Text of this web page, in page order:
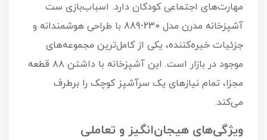
مهارت‌های اجتماعی کودکان دارد. اسباب‌بازی ست
آشپزخانه مدرن مدل 230-889 با طراحی هوشمندانه و
جزئیات خیره‌کننده، یکی از کامل‌ترین مجموعه‌های
موجود در بازار است. این آشپزخانه با داشتن ۸۸ قطعه
مجزا، تمام نیازهای یک سرآشپز کوچک را برطرف
می‌کند.
ویژگی‌های هیجان‌انگیز و تعاملی